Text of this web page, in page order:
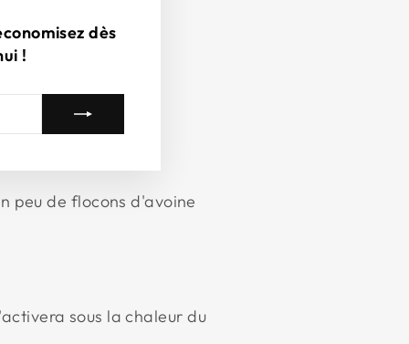
peu de flocons d'avoine
sous la chaleur du
dès
!